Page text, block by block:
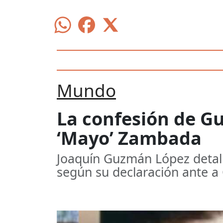
Mundo
La confesión de
‘Mayo’ Zambada
Joaquín Guzmán López
según su declaración ante